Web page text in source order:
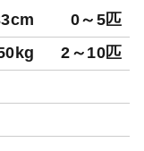
0～5匹
2～10匹